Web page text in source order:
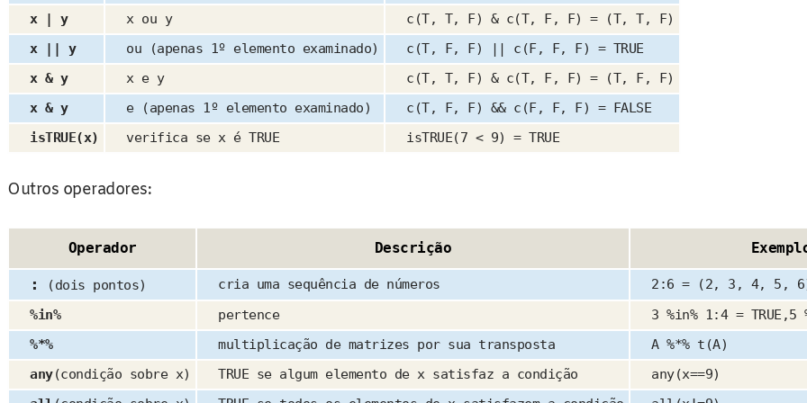
x | y
x ou y
c(T, T, F) & c(T, F, F) = (T, T, F)
x || y
ou (apenas 1º elemento examinado)
c(T, F, F) || c(F, F, F) = TRUE
x & y
x e y
c(T, T, F) & c(T, F, F) = (T, F, F)
x & y
e (apenas 1º elemento examinado)
c(T, F, F) && c(F, F, F) = FALSE
isTRUE(x)
verifica se x é TRUE isTRUE(7 < 9) = TRUE
Outros operadores:
Operador Descrição
: (dois pontos) cria uma sequência de números
2:6 = (2, 3, 4, 5,
%in%
pertence
3 %in% 1:4 = TRUE,5
%*%
multiplicação de matrizes por sua transposta
A %*% t(A)
any(condição sobre x) TRUE se algum elemento de x satisfaz a condição
any(x==9)